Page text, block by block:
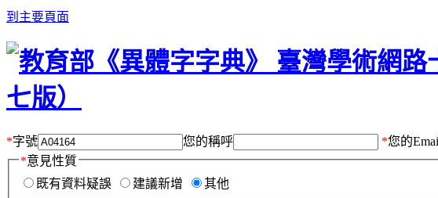
到主要頁面
*字號 您的稱呼 *您的
*意見性質
既有資料疑誤
建議新增 其他